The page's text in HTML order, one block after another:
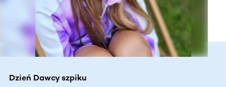
Dzień Dawcy szpiku